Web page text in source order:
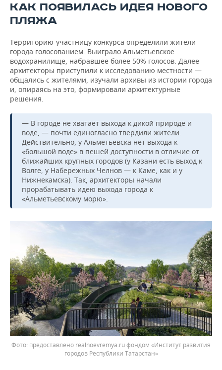
КАК ПОЯВИЛАСЬ ИДЕЯ НОВОГО
ПЛЯЖА
Территорию-участницу конкурса определили жители
города голосованием. Выиграло Альметьевское
водохранилище, набравшее более 50% голосов. Далее
архитекторы приступили к исследованию местности —
общались с жителями, изучали архивы из истории города
и, опираясь на это, формировали архитектурные
решения.
— В городе не хватает выхода к дикой природе и
воде, — почти единогласно твердили жители.
Действительно, у Альметьевска нет выхода к
«большой воде» в пешей доступности в отличие от
ближайших крупных городов (у Казани есть выход к
Волге, у Набережных Челнов — к Каме, как и у
Нижнекамска). Так, архитекторы начали
прорабатывать идею выхода города к
«Альметьевскому морю».
предоставлено realnoevremya.ru фондом «Институт развития
городов Республики Татарстан»